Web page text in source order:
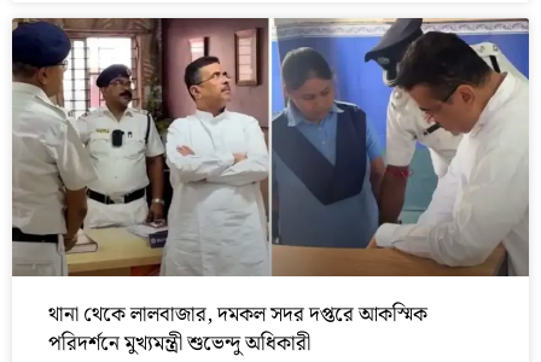
থানা থেকে লালবাজার, দমকল সদর দপ্তরে আকস্মিক
পরিদর্শনে মুখ্যমন্ত্রী শুভেন্দু অধিকারী